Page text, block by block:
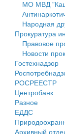
Правила
Генеральные
Проекты
Собрание
Городское
Сельские
МО МВД
Народная
Прокуратура
Правовое
Новости
Гостехнадзор
РОСРЕЕСТР
Центробанк
Разное
ЕДДС
Архивный